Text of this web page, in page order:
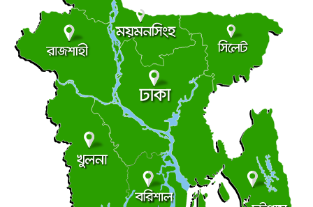
শুক্রবার ● ৭ আগস্ট ২০২৬
●তিন বছরেও শেষ হয়নি সাইক্লোন সেন্টার নির্মাণ,পরিদর্শনে
জলবায়ু ট্রাস্টের এমডি
শুক্রবার ● ৭ আগস্ট ২০২৬
ভূঞাপুরে লৌহজং নদীর মুখ খনন না করেই ৪৩ লাখ টাকা
কোষাগারে ফেরত
শুক্রবার ● ৭ আগস্ট ২০২৬